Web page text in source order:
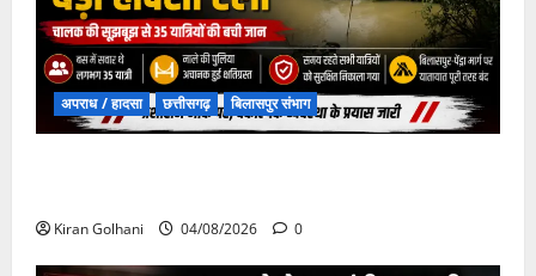
अपराध / हादसा छत्तीसगढ़ बिलासपुर संभाग
Kiran Golhani 04/08/2026 0